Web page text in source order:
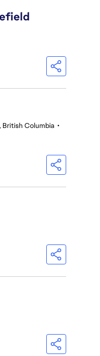
British Columbia •